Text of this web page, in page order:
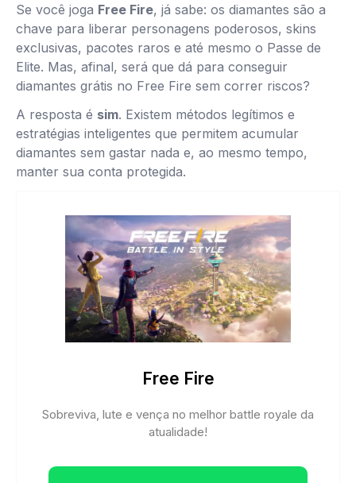
Se você joga Free Fire, já sabe: os diamantes são a
chave para liberar personagens poderosos, skins
exclusivas, pacotes raros e até mesmo o Passe de
Elite. Mas, afinal, será que dá para conseguir
diamantes grátis no Free Fire sem correr riscos?
A resposta é sim. Existem métodos legítimos e
estratégias inteligentes que permitem acumular
diamantes sem gastar nada e, ao mesmo tempo,
manter sua conta protegida.
Free Fire
Sobreviva, lute e vença no melhor battle royale da
atualidade!